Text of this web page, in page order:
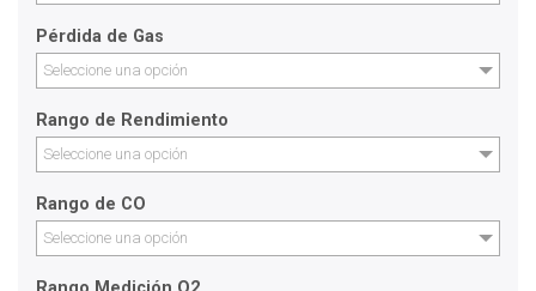
Pérdida de Gas
Seleccione una opción
Rango de Rendimiento
Seleccione una opción
Rango de CO
Seleccione una opción